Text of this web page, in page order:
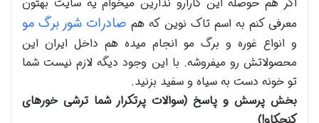
معرفی کنم به اسم تاک نوین که هم صادرات شور برگ مو
و انواع غوره و برگ مو انجام میده هم داخل ایران این
محصولاتش رو میفروشه. با این وجود دیگه لازم نیست شما
تو خونه دست به سیاه و سفید بزنید.
بخش پرسش و پاسخ (سوالات پرتکرار شما ترشی خورهای